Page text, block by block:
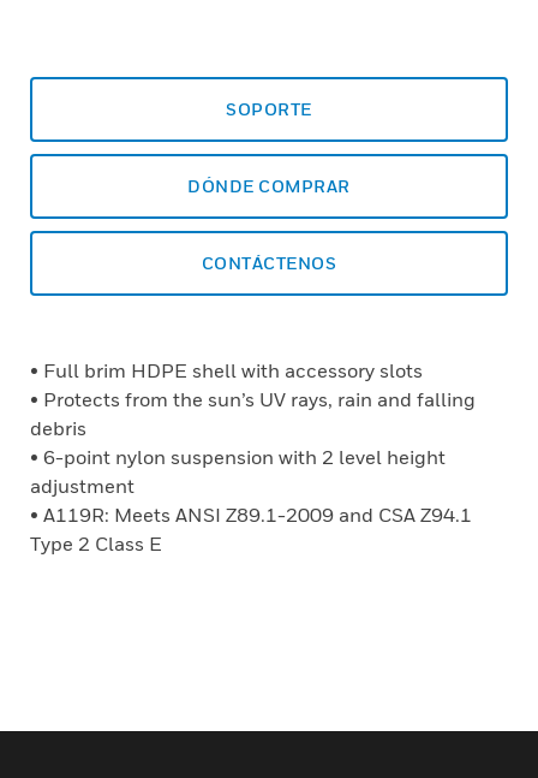
SOPORTE
DÓNDE COMPRAR
CONTÁCTENOS
• Full brim HDPE shell with accessory slots
• Protects from the sun’s UV rays, rain and falling
debris
• 6-point nylon suspension with 2 level height
adjustment
• A119R: Meets ANSI Z89.1-2009 and CSA Z94.1
Type 2 Class E